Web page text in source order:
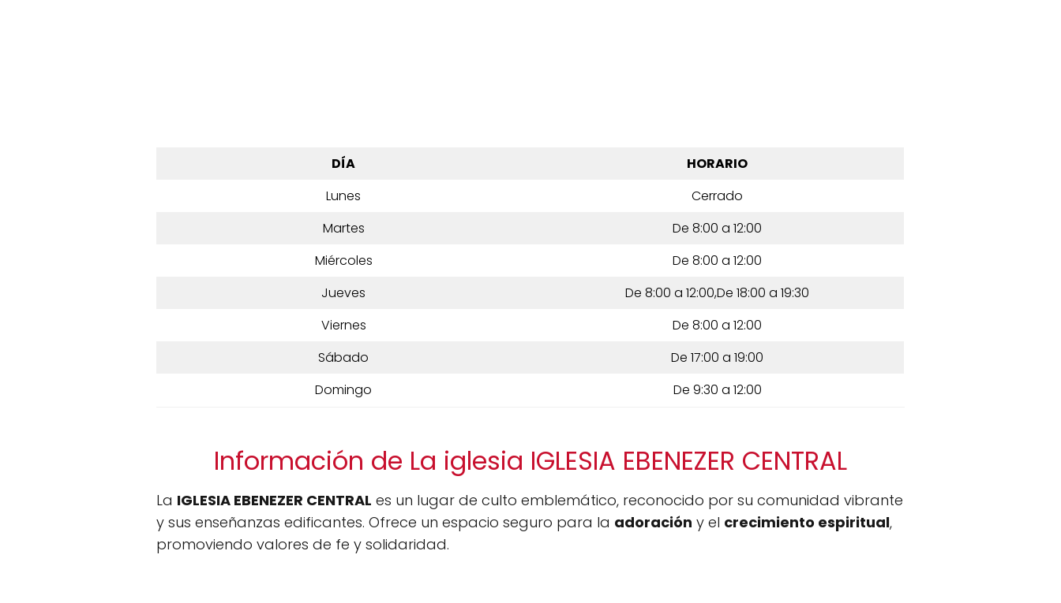
DÍA
HORARIO
Lunes
Cerrado
Martes
De 8:00 a 12:00
Miércoles
De 8:00 a 12:00
Jueves
De 8:00 a 12:00,De 18:00 a 19:30
Viernes
De 8:00 a 12:00
Sábado
De 17:00 a 19:00
Domingo
De 9:30 a 12:00
Información de La iglesia IGLESIA EBENEZER CENTRAL
La IGLESIA EBENEZER CENTRAL es un lugar de culto emblemático, reconocido por su comunidad vibrante
y sus enseñanzas edificantes. Ofrece un espacio seguro para la adoración y el crecimiento espiritual,
promoviendo valores de fe y solidaridad.